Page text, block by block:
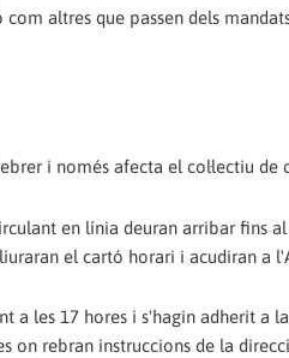
altres que passen dels
i només afecta el col·lectiu de
en línia deuran arribar fins
el cartó horari i acudiran a
a les 17 hores i s'hagin adherit a
on rebran instruccions de la